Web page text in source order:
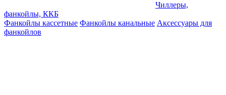
Чиллеры,
фанкойлы, ККБ
Фанкойлы кассетные Фанкойлы канальные Аксессуары для
фанкойлов